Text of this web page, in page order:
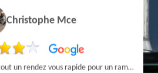
Christophe Mce
Très professionnel et surtout un rendez vous rapide pour un ramonage efficace